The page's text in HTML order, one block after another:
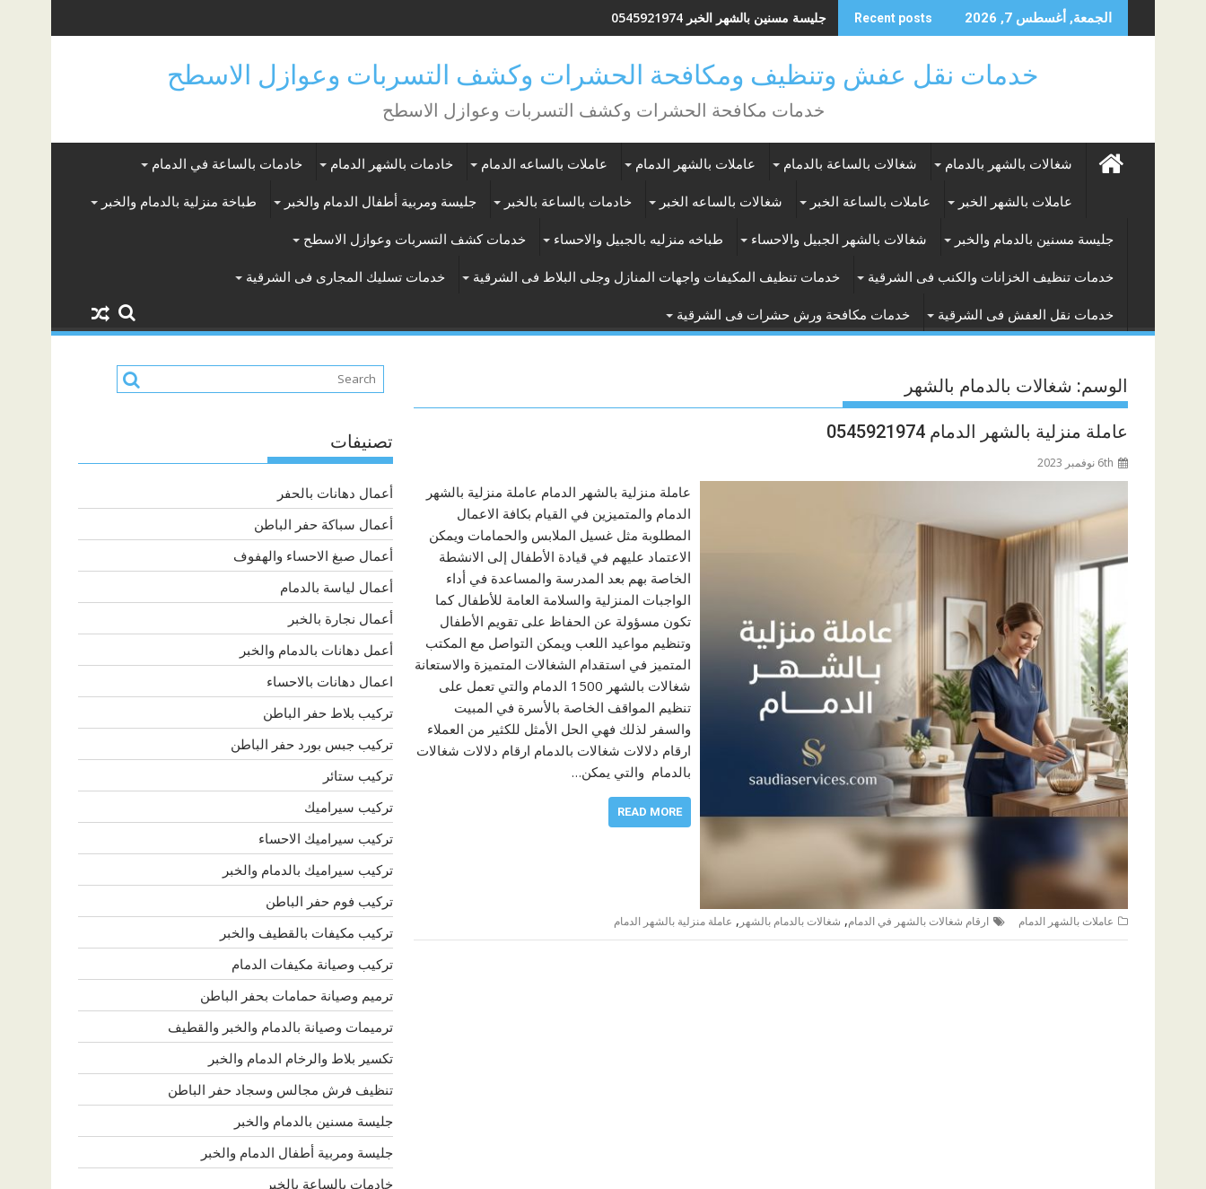
to
الجمعة, أغسطس 7, 2026 Recent posts جليسة مسنين بالشهر الخبر 0545921974
خدمات نقل عفش وتنظيف ومكافحة الحشرات وكشف التسربات وعوازل الاسطح
خدمات مكافحة الحشرات وكشف التسربات وعوازل الاسطح
شغالات بالشهر بالدمام شغالات بالساعة بالدمام عاملات بالشهر الدمام عاملات بالساعه الدمام خادمات بالشهر الدمام خادمات بالساعة في الدمام
عاملات بالشهر الخبر عاملات بالساعة الخبر شغالات بالساعه الخبر خادمات بالساعة بالخبر جليسة ومربية أطفال الدمام والخبر طباخة منزلية بالدمام والخبر
جليسة مسنين بالدمام والخبر شغالات بالشهر الجبيل والاحساء طباخه منزليه بالجبيل والاحساء خدمات كشف التسربات وعوازل الاسطح
خدمات تنظيف الخزانات والكنب فى الشرقية خدمات تنظيف المكيفات واجهات المنازل وجلى البلاط فى الشرقية خدمات تسليك المجارى فى الشرقية
خدمات نقل العفش فى الشرقية خدمات مكافحة ورش حشرات فى الشرقية
الوسم: شغالات بالدمام بالشهر
عاملة منزلية بالشهر الدمام 0545921974
6th نوفمبر 2023
عاملة منزلية بالشهر الدمام عاملة منزلية بالشهر
الدمام والمتميزين في القيام بكافة الاعمال
المطلوبة مثل غسيل الملابس والحمامات ويمكن
الاعتماد عليهم في قيادة الأطفال إلى الانشطة
الخاصة بهم بعد المدرسة والمساعدة في أداء
الواجبات المنزلية والسلامة العامة للأطفال كما
تكون مسؤولة عن الحفاظ على تقويم الأطفال
وتنظيم مواعيد اللعب ويمكن التواصل مع المكتب
المتميز في استقدام الشغالات المتميزة والاستعانة
شغالات بالشهر 1500 الدمام والتي تعمل على
تنظيم المواقف الخاصة بالأسرة في المبيت
والسفر لذلك فهي الحل الأمثل للكثير من العملاء
ارقام دلالات شغالات بالدمام ارقام دلالات شغالات
بالدمام والتي يمكن…
READ MORE
عاملات بالشهر الدمام ارقام شغالات بالشهر في الدمام, شغالات بالدمام بالشهر , عاملة منزلية بالشهر الدمام
تصنيفات
أعمال دهانات بالحفر
أعمال سباكة حفر الباطن
أعمال صبغ الاحساء والهفوف
أعمال لياسة بالدمام
أعمال نجارة بالخبر
أعمل دهانات بالدمام والخبر
اعمال دهانات بالاحساء
تركيب بلاط حفر الباطن
تركيب جبس بورد حفر الباطن
تركيب ستائر
تركيب سيراميك
تركيب سيراميك الاحساء
تركيب سيراميك بالدمام والخبر
تركيب فوم حفر الباطن
تركيب مكيفات بالقطيف والخبر
تركيب وصيانة مكيفات الدمام
ترميم وصيانة حمامات بحفر الباطن
ترميمات وصيانة بالدمام والخبر والقطيف
تكسير بلاط والرخام الدمام والخبر
تنظيف فرش مجالس وسجاد حفر الباطن
جليسة مسنين بالدمام والخبر
جليسة ومربية أطفال الدمام والخبر
خادمات بالساعة بالخبر